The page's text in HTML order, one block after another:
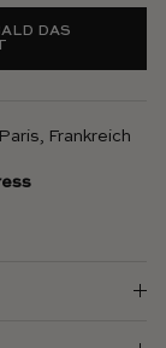
DAS
Frankreich